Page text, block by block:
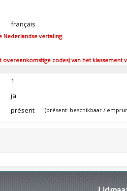
français
Nederlandse vertaling.
codes) van het klassement
1
ja
présent (présent=beschikbaar /